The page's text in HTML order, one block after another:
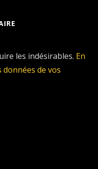
les indésirables. En
de vos